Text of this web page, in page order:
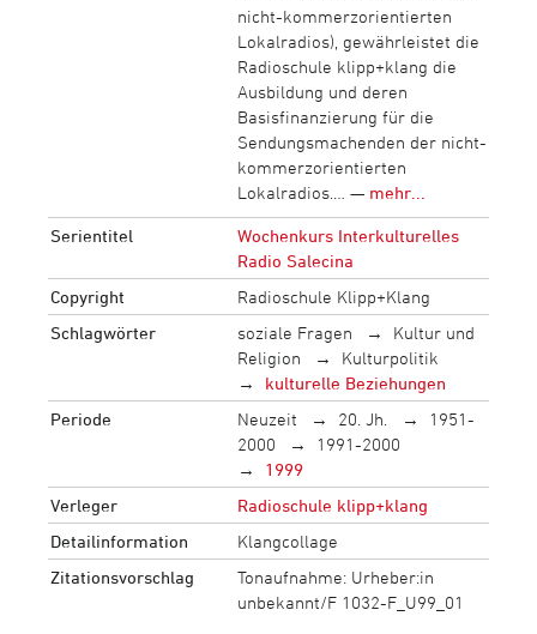
nicht-kommerzorientierten
Lokalradios), gewährleistet die
Radioschule klipp+klang die
Ausbildung und deren
Basisfinanzierung für die
Sendungsmachenden der nicht-
kommerzorientierten
Lokalradios.… — mehr...
Serientitel
Wochenkurs Interkulturelles
Radio Salecina
Copyright
Radioschule Klipp+Klang
Schlagwörter
soziale Fragen
Kultur und
Religion
Kulturpolitik
kulturelle Beziehungen
Periode
Neuzeit 20. Jh.
1951-
2000
1991-2000
1999
Verleger
Radioschule klipp+klang
Detailinformation
Klangcollage
Zitationsvorschlag
Tonaufnahme: Urheber:in
unbekannt/F 1032-F_U99_01